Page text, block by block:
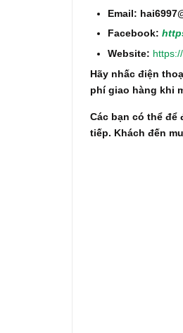
Email:
Facebook:
Website:
Hãy nhấc điện
phí giao hàng khi
Các bạn có thể để
tiếp. Khách đến